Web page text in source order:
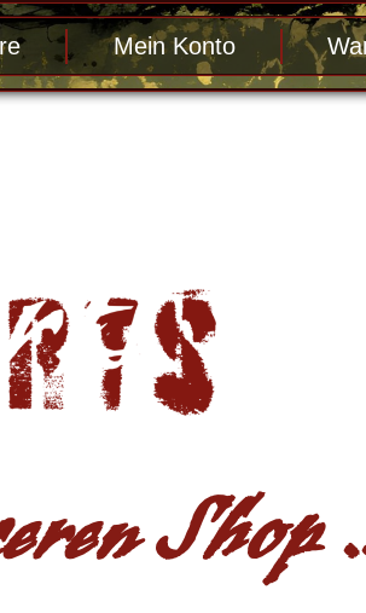
Mein Konto
Shop